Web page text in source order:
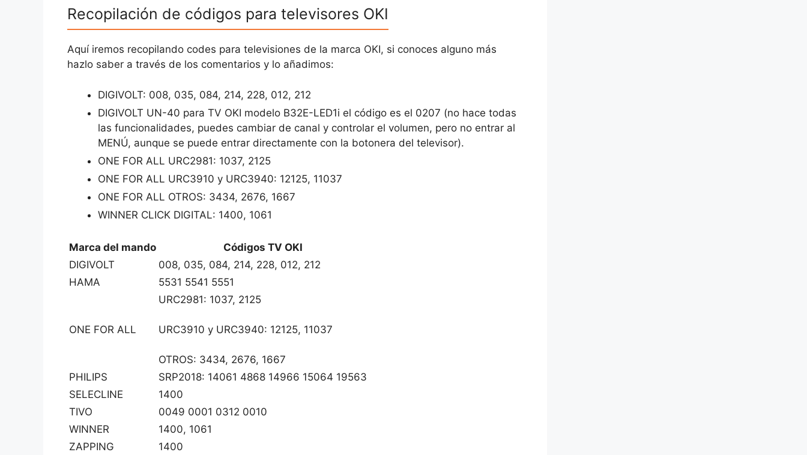
Recopilación de códigos para televisores OKI
Aquí iremos recopilando codes para televisiones de la marca OKI, si conoces alguno más
hazlo saber a través de los comentarios y lo añadimos:
DIGIVOLT: 008, 035, 084, 214, 228, 012, 212
DIGIVOLT UN-40 para TV OKI modelo B32E-LED1i el código es el 0207 (no hace todas
las funcionalidades, puedes cambiar de canal y controlar el volumen, pero no entrar al
MENÚ, aunque se puede entrar directamente con la botonera del televisor).
ONE FOR ALL URC2981: 1037, 2125
ONE FOR ALL URC3910 y URC3940: 12125, 11037
ONE FOR ALL OTROS: 3434, 2676, 1667
WINNER CLICK DIGITAL: 1400, 1061
Marca del mando
Códigos TV OKI
DIGIVOLT
008, 035, 084, 214, 228, 012, 212
HAMA
5531 5541 5551
ONE FOR ALL
URC2981: 1037, 2125
URC3910 y URC3940: 12125, 11037
OTROS: 3434, 2676, 1667
PHILIPS
SRP2018: 14061 4868 14966 15064 19563
SELECLINE
1400
TIVO
0049 0001 0312 0010
WINNER
1400, 1061
ZAPPING
1400